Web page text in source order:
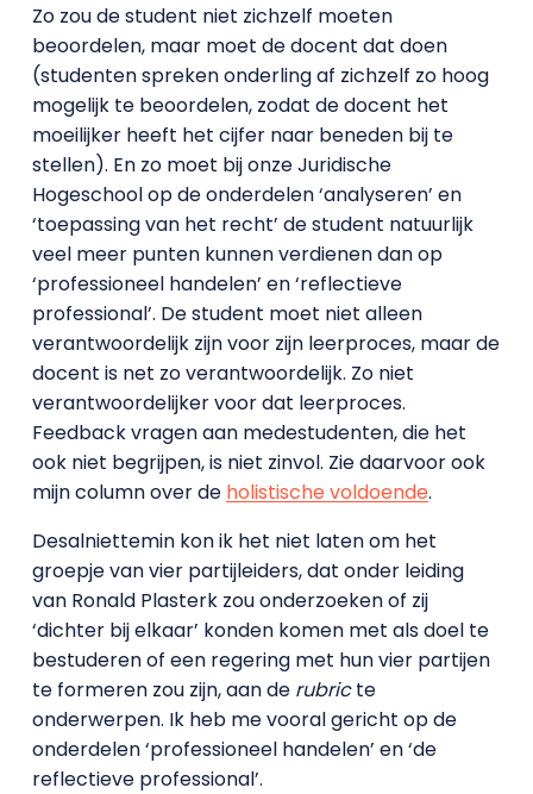
Zo zou de student niet zichzelf moeten
beoordelen, maar moet de docent dat doen
(studenten spreken onderling af zichzelf zo hoog
mogelijk te beoordelen, zodat de docent het
moeilijker heeft het cijfer naar beneden bij te
stellen). En zo moet bij onze Juridische
Hogeschool op de onderdelen ‘analyseren’ en
‘toepassing van het recht’ de student natuurlijk
veel meer punten kunnen verdienen dan op
‘professioneel handelen’ en ‘reflectieve
professional’. De student moet niet alleen
verantwoordelijk zijn voor zijn leerproces, maar de
docent is net zo verantwoordelijk. Zo niet
verantwoordelijker voor dat leerproces.
Feedback vragen aan medestudenten, die het
ook niet begrijpen, is niet zinvol. Zie daarvoor ook
mijn column over de holistische voldoende.
Desalniettemin kon ik het niet laten om het
groepje van vier partijleiders, dat onder leiding
van Ronald Plasterk zou onderzoeken of zij
‘dichter bij elkaar’ konden komen met als doel te
bestuderen of een regering met hun vier partijen
te formeren zou zijn, aan de rubricte
onderwerpen. Ik heb me vooral gericht op de
onderdelen ‘professioneel handelen’ en ‘de
reflectieve professional’.